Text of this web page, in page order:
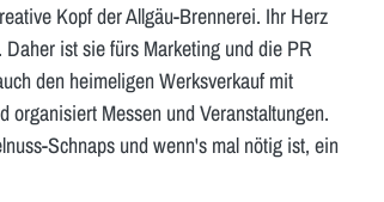
Kopf der Allgäu-Brennerei. Ihr Herz
ist sie fürs Marketing und die PR
den heimeligen Werksverkauf mit
organisiert Messen und Veranstaltungen.
Schnaps und wenn's mal nötig ist, ein